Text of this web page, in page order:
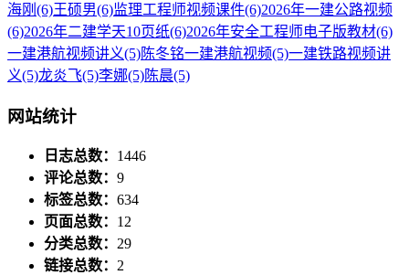
海刚 (6)王硕男(6)监理工程师视频课件(6)2026年一建公路视频
(6)2026年二建学天10页纸(6)2026年安全工程师电子版教材(6)
一建港航视频讲义(5)陈冬铭一建港航视频(5)一建铁路视频讲
义(5)龙炎飞(5)李娜(5)陈晨(5)
网站统计
日志总数： 1446
评论总数： 9
标签总数： 634
页面总数： 12
分类总数： 29
链接总数： 2